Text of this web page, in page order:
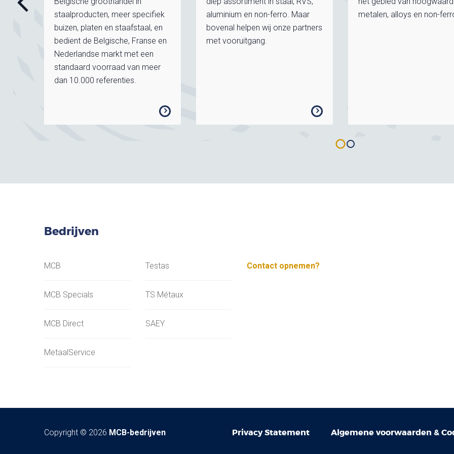
staalproducten, meer specifiek
buizen, platen en staafstaal, en
bedient de Belgische, Franse en
Nederlandse markt met een
standaard voorraad van meer
dan 10.000 referenties.
aluminium en non-ferro. Maar
bovenal helpen wij onze partners
met vooruitgang.
metalen, alloys en non-
Bedrijven
MCB
MCB Specials
MCB Direct
MetaalService
Testas
TS Métaux
SAEY
Contact opnemen?
Copyright © 2026 MCB-bedrijven Privacy Statement Algemene voorwaarden &